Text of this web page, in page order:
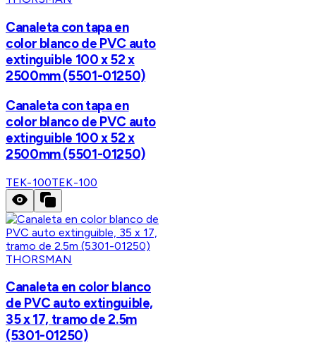
Canaleta con tapa en
color blanco de PVC auto
extinguible 100 x 52 x
2500mm (5501-01250)
Canaleta con tapa en
color blanco de PVC auto
extinguible 100 x 52 x
2500mm (5501-01250)
TEK-100TEK-100
THORSMAN
Canaleta en color blanco
de PVC auto extinguible,
35 x 17, tramo de 2.5m
(5301-01250)